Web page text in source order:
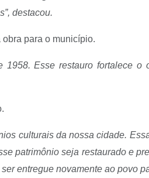
destacou.
para o município.
Esse restauro fortalece
culturais da nossa cidade.
patrimônio seja restaurado e
entregue novamente ao povo